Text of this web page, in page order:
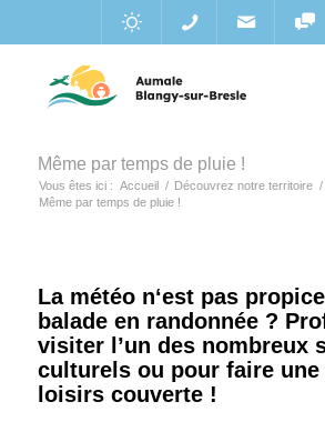
Même par temps de pluie !
Vous êtes ici : Accueil / Découvrez notre territoire /
Même par temps de pluie !
La météo n‘est pas
balade en randonnée ?
visiter l’un des nombreux
culturels ou pour faire
loisirs couverte !